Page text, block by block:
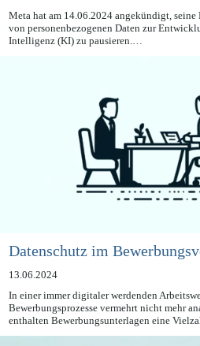
17.06.2024
Meta hat am 14.06.2024 angekündigt, seine
von personenbezogenen Daten zur
Datenschutz im
13.06.2024
In einer immer digitaler werdenden
Bewerbungsprozesse vermehrt nicht mehr
enthalten Bewerbungsunterlagen eine